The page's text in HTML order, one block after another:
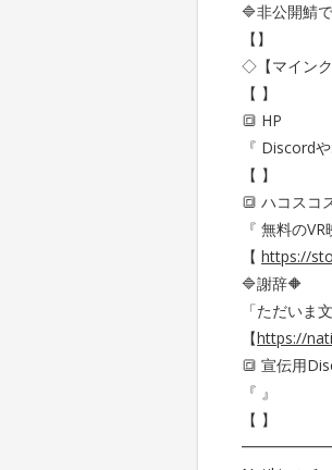
🔷非公開鯖
【】
◇【マインク
【 】
🔳 HP
『 Discord
【 】
🔳 ハコスコ
『 無料の
【 https://
🔷謝辞🔶
「ただいま
【https://
🔳 宣伝用
『 』
【 】